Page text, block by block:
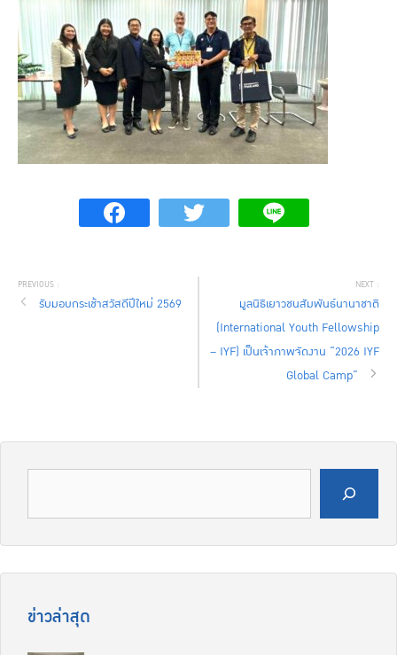
รับมอบกระเช้าสวัสดีปีใหม่ 2569
มูลนิธิเยาวชนสัมพันธ์นานาชาติ
(International Youth Fellowship
– IYF) เป็นเจ้าภาพจัดงาน “2026 IYF
Global Camp”
ข่าวล่าสุด